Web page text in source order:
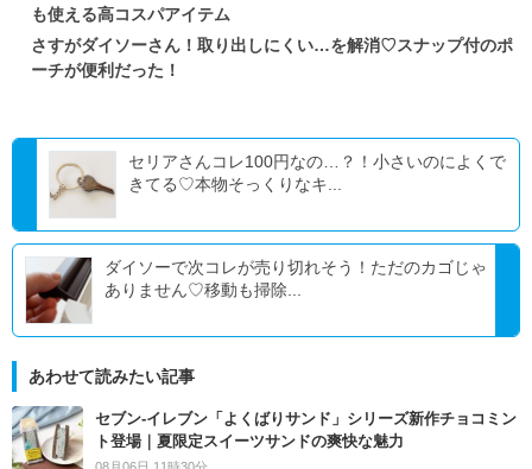
も使える高コスパアイテム
さすがダイソーさん！取り出しにくい…を解消♡スナップ付のポ
ーチが便利だった！
セリアさんコレ100円なの…？！小さいのによくで
きてる♡本物そっくりなキ...
ダイソーで次コレが売り切れそう！ただのカゴじゃ
ありません♡移動も掃除...
あわせて読みたい記事
セブン‐イレブン「よくばりサンド」シリーズ新作チョコミン
ト登場｜夏限定スイーツサンドの爽快な魅力